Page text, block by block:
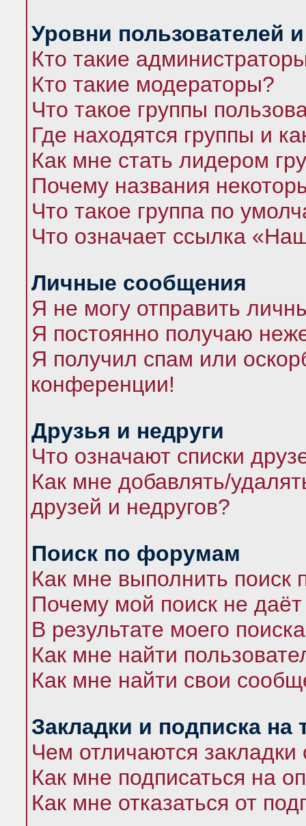
Уровни пользователей
Кто такие
Кто такие модераторы?
Что такое группы
Где находятся группы и
Как мне стать лидером
Почему названия
Что такое группа по
Что означает ссылка
Личные сообщения
Я не могу отправить
Я постоянно получаю
Я получил спам или
конференции!
Друзья и недруги
Что означают списки
Как мне добавлять/
друзей и недругов?
Поиск по форумам
Как мне выполнить
Почему мой поиск не даёт
В результате моего
Как мне найти
Как мне найти свои
Закладки и подписка на
Чем отличаются закладки
Как мне подписаться на
Как мне отказаться от